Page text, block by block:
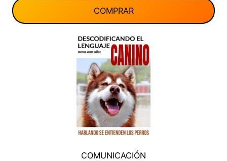
COMPRAR
COMUNICACIÓN